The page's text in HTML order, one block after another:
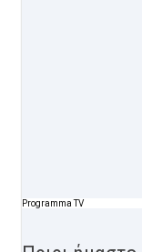
Programma TV